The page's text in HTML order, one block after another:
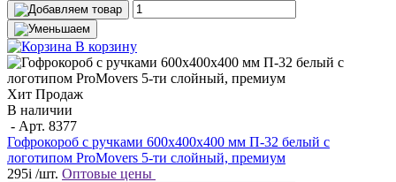
В корзину
Хит Продаж
В наличии
- Арт. 8377
Гофрокороб с ручками 600х400х400 мм П-32 белый с
логотипом ProMovers 5-ти слойный, премиум
295i /шт. Оптовые цены